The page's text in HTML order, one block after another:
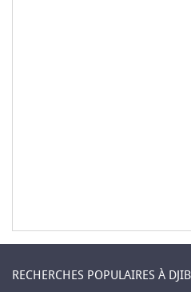
RECHERCHES POPULAIRES À